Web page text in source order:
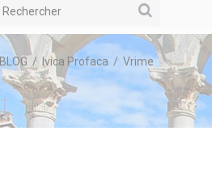
Rechercher
BLOG / Ivica Profaca / Vrime